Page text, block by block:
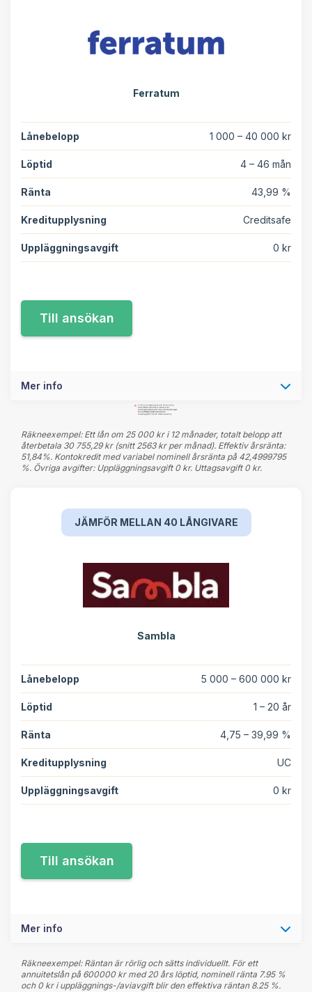
Ferratum
Lånebelopp 1 000 – 40 000 kr
Löptid 4 – 46 mån
Ränta 43,99 %
Kreditupplysning Creditsafe
Uppläggningsavgift 0 kr
Mer info
Räkneexempel: Ett lån om 25 000 kr i 12 månader, totalt belopp att
återbetala 30 755,29 kr (snitt 2563 kr per månad). Effektiv årsränta:
51,84%. Kontokredit med variabel nominell årsränta på 42,4999795
%. Övriga avgifter: Uppläggningsavgift 0 kr. Uttagsavgift 0 kr.
JÄMFÖR MELLAN 40 LÅNGIVARE
Sambla
Lånebelopp 5 000 – 600 000 kr
Löptid 1 – 20 år
Ränta 4,75 – 39,99 %
Kreditupplysning UC
Uppläggningsavgift 0 kr
Mer info
Räkneexempel: Räntan är rörlig och sätts individuellt. För ett
annuitetslån på 600000 kr med 20 års löptid, nominell ränta 7.95 %
och 0 kr i uppläggnings-/aviavgift blir den effektiva räntan 8.25 %.